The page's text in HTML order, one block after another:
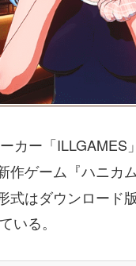
カー「ILLGAMES
作ゲーム『ハニカ
式はダウンロード
いる。